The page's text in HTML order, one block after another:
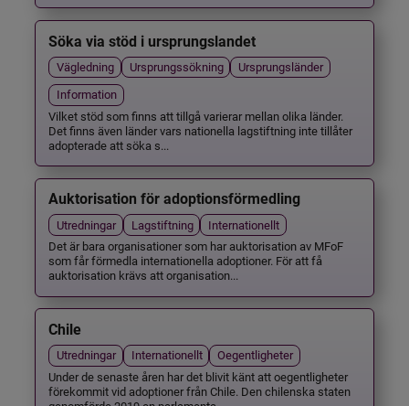
Söka via stöd i ursprungslandet
Vägledning Ursprungssökning
Ursprungsländer
Information
Vilket stöd som finns att tillgå varierar mellan olika länder.
Det finns även länder vars nationella lagstiftning inte tillåter
adopterade att söka s...
Auktorisation för adoptionsförmedling
Utredningar Lagstiftning
Internationellt
Det är bara organisationer som har auktorisation av MFoF
som får förmedla internationella adoptioner. För att få
auktorisation krävs att organisation...
Chile
Utredningar Internationellt
Oegentligheter
Under de senaste åren har det blivit känt att oegentligheter
förekommit vid adoptioner från Chile. Den chilenska staten